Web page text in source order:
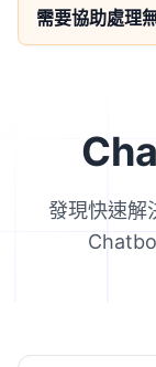
需要協助處理
發現快速解